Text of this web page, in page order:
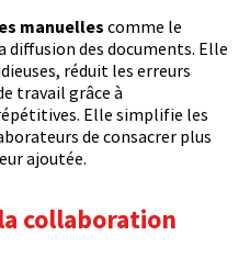
manuelles comme le
des documents. Elle
réduit les erreurs
travail grâce à
Elle simplifie les
de consacrer plus
ajoutée.
collaboration